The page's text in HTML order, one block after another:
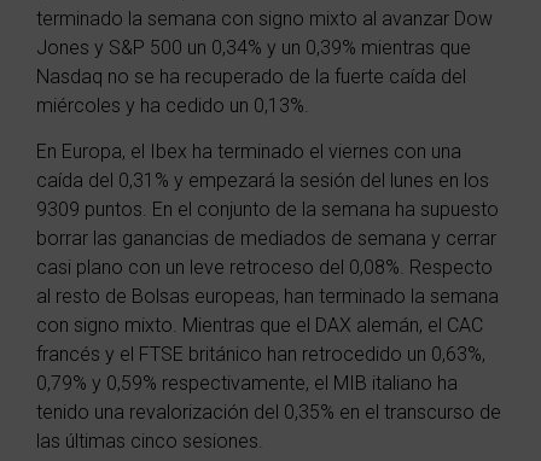
terminado la semana con signo mixto al avanzar Dow
Jones y S&P 500 un 0,34% y un 0,39% mientras que
Nasdaq no se ha recuperado de la fuerte caída del
miércoles y ha cedido un 0,13%.
En Europa, el Ibex ha terminado el viernes con una
caída del 0,31% y empezará la sesión del lunes en los
9309 puntos. En el conjunto de la semana ha supuesto
borrar las ganancias de mediados de semana y cerrar
casi plano con un leve retroceso del 0,08%. Respecto
al resto de Bolsas europeas, han terminado la semana
con signo mixto. Mientras que el DAX alemán, el CAC
francés y el FTSE británico han retrocedido un 0,63%,
0,79% y 0,59% respectivamente, el MIB italiano ha
tenido una revalorización del 0,35% en el transcurso de
las últimas cinco sesiones.